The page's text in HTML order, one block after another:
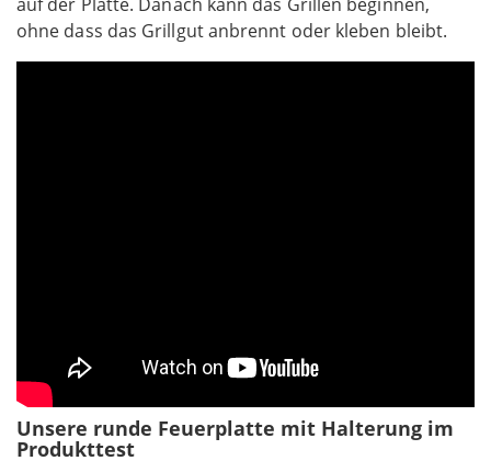
ohne dass das Grillgut anbrennt oder kleben bleibt.
Unsere runde Feuerplatte mit Halterung im
Produkttest